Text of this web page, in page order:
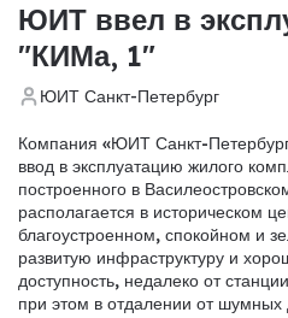
ЮИТ ввел в
"КИМа, 1"
ЮИТ Санкт-Петербург
Компания «ЮИТ Санкт-
ввод в эксплуатацию жилого
построенного в
располагается в историческом
благоустроенном, спокойном и
развитую инфраструктуру и
доступность, недалеко от
при этом в отдалении от шумных